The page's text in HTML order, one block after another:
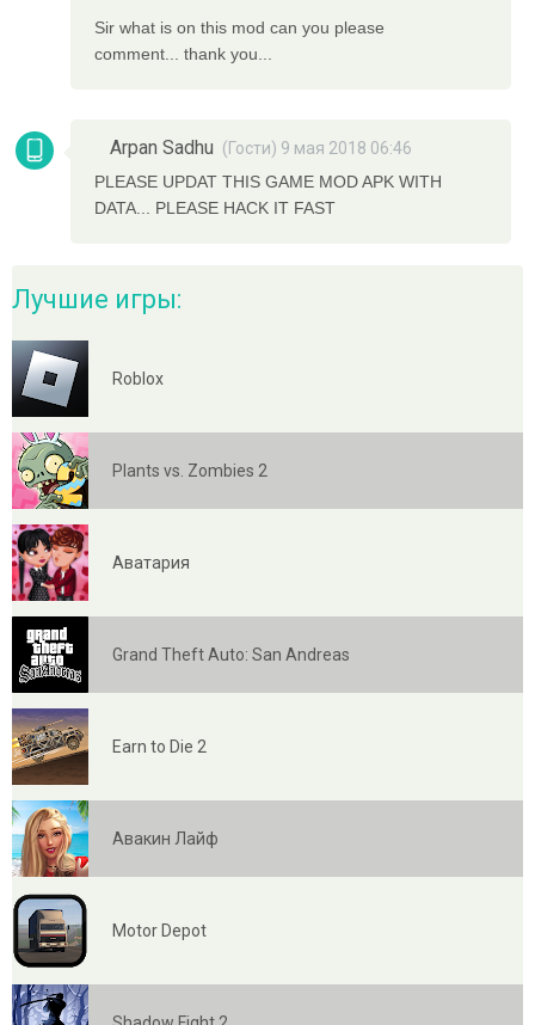
Sir what is on this mod can you please
comment... thank you...
Arpan Sadhu (Гости) 9 мая 2018 06:46
PLEASE UPDAT THIS GAME MOD APK WITH
DATA... PLEASE HACK IT FAST
Лучшие игры:
Roblox
Plants vs. Zombies 2
Аватария
Grand Theft Auto: San Andreas
Earn to Die 2
Авакин Лайф
Motor Depot